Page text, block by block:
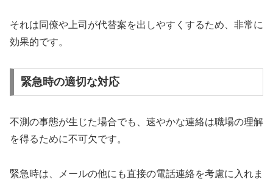
それは同僚や上司が代替案を出しやすくするため、非常に
効果的です。
緊急時の適切な対応
不測の事態が生じた場合でも、速やかな連絡は職場の理解
を得るために不可欠です。
緊急時は、メールの他にも直接の電話連絡を考慮に入れま